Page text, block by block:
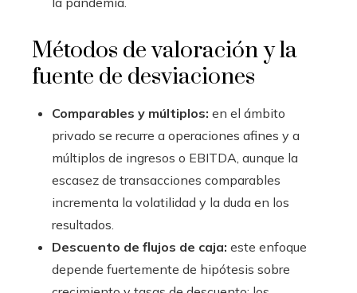
Métodos de valoración y la
fuente de desviaciones
Comparables y múltiplos: en el ámbito
privado se recurre a operaciones afines y a
múltiplos de ingresos o EBITDA, aunque la
escasez de transacciones comparables
incrementa la volatilidad y la duda en los
resultados.
Descuento de flujos de caja: este enfoque
depende fuertemente de hipótesis sobre